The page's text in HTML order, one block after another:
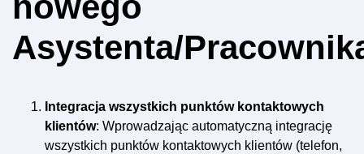
Asystenta/
Integracja wszystkich punktów kontaktowych
klientów: Wprowadzając automatyczną integrację
wszystkich punktów kontaktowych klientów (telefon,